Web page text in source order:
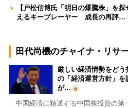
【戸松信博氏「明日の爆騰株」を
えるキープレーヤー 成長の再評…
田代尚機のチャイナ・リサ
厳しい経済情勢をど
の「経済運営方針」
が…
中国経済に精通する中国株投資の第